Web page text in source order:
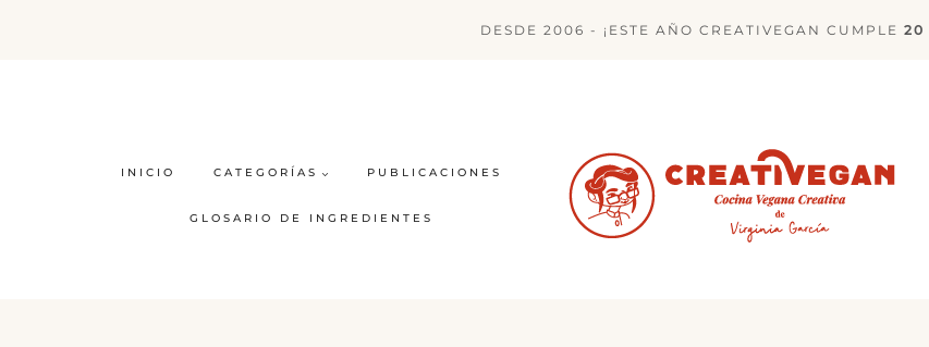
DESDE 2006 - ¡ESTE AÑO CREATIVEGAN CUMPLE 20
INICIO CATEGORÍAS PUBLICACIONES
GLOSARIO DE INGREDIENTES